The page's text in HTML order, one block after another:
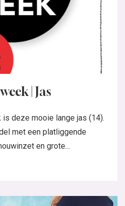
| Jas
deze mooie lange jas (14).
met een platliggende
en grote...